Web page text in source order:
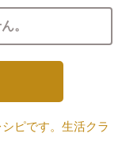
。
ピです。生活クラ
。